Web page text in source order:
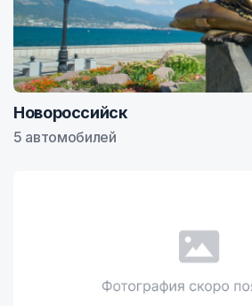
Новороссийск
5 автомобилей